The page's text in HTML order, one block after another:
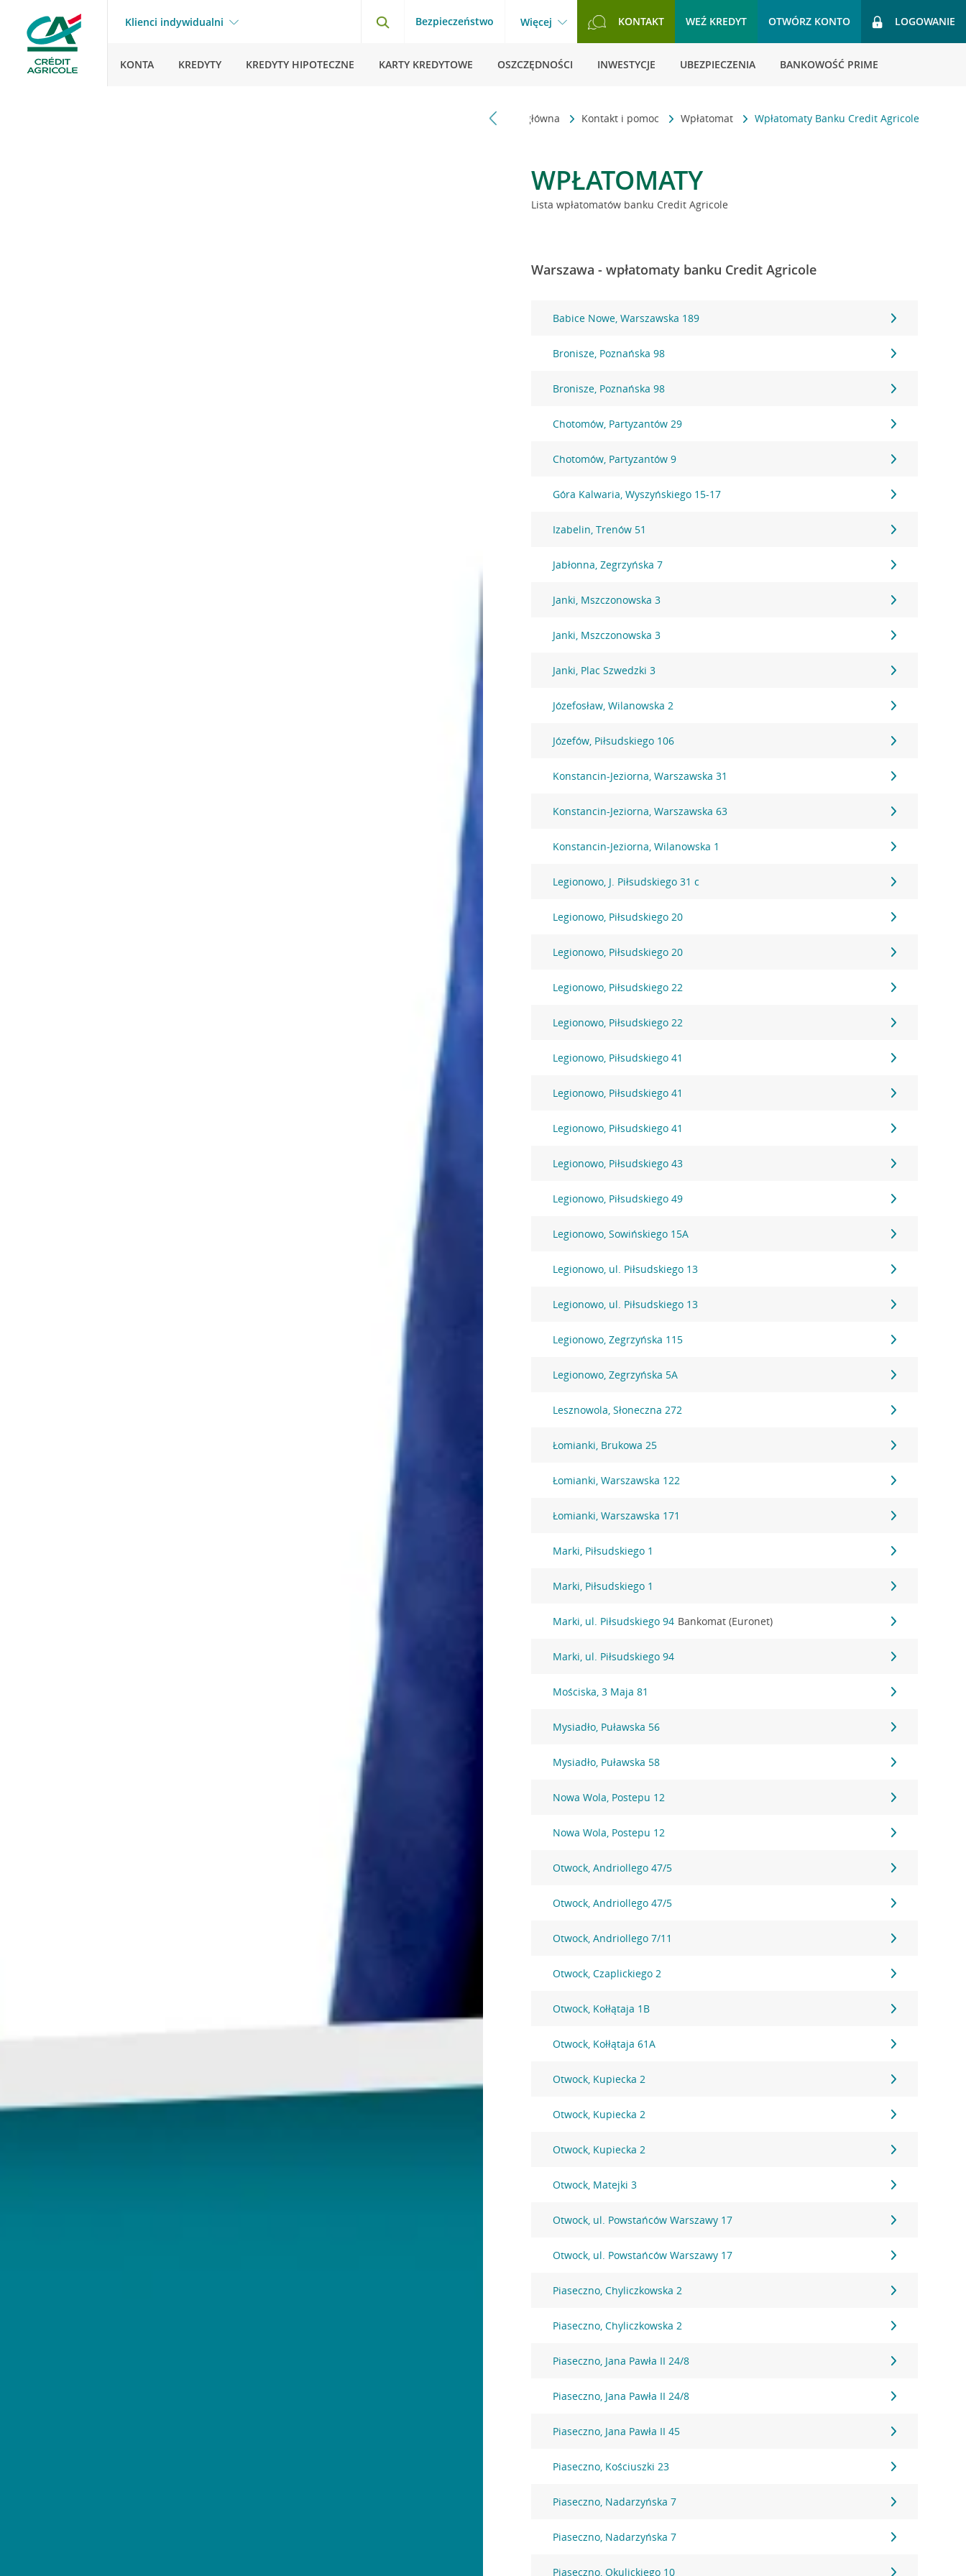
Klienci indywidualni Bezpieczeństwo Więcej KONTAKT WEŹ KREDYT OTWÓRZ KONTO LOGOWANIE
KONTA KREDYTY KREDYTY HIPOTECZNE KARTY KREDYTOWE OSZCZĘDNOŚCI INWESTYCJE UBEZPIECZENIA BANKOWOŚĆ PRIME
Strona główna Kontakt i pomoc Wpłatomat Wpłatomaty Banku Credit Agricole
WPŁATOMATY
Lista wpłatomatów banku Credit Agricole
Warszawa - wpłatomaty banku Credit Agricole
Babice Nowe, Warszawska 189
Bronisze, Poznańska 98
Bronisze, Poznańska 98
Chotomów, Partyzantów 29
Chotomów, Partyzantów 9
Góra Kalwaria, Wyszyńskiego 15-17
Izabelin, Trenów 51
Jabłonna, Zegrzyńska 7
Janki, Mszczonowska 3
Janki, Mszczonowska 3
Janki, Plac Szwedzki 3
Józefosław, Wilanowska 2
Józefów, Piłsudskiego 106
Konstancin-Jeziorna, Warszawska 31
Konstancin-Jeziorna, Warszawska 63
Konstancin-Jeziorna, Wilanowska 1
Legionowo, J. Piłsudskiego 31 c
Legionowo, Piłsudskiego 20
Legionowo, Piłsudskiego 20
Legionowo, Piłsudskiego 22
Legionowo, Piłsudskiego 22
Legionowo, Piłsudskiego 41
Legionowo, Piłsudskiego 41
Legionowo, Piłsudskiego 41
Legionowo, Piłsudskiego 43
Legionowo, Piłsudskiego 49
Legionowo, Sowińskiego 15A
Legionowo, ul. Piłsudskiego 13
Legionowo, ul. Piłsudskiego 13
Legionowo, Zegrzyńska 115
Legionowo, Zegrzyńska 5A
Lesznowola, Słoneczna 272
Łomianki, Brukowa 25
Łomianki, Warszawska 122
Łomianki, Warszawska 171
Marki, Piłsudskiego 1
Marki, Piłsudskiego 1
Marki, ul. Piłsudskiego 94 Bankomat (Euronet)
Marki, ul. Piłsudskiego 94
Mościska, 3 Maja 81
Mysiadło, Puławska 56
Mysiadło, Puławska 58
Nowa Wola, Postepu 12
Nowa Wola, Postepu 12
Otwock, Andriollego 47/5
Otwock, Andriollego 47/5
Otwock, Andriollego 7/11
Otwock, Czaplickiego 2
Otwock, Kołłątaja 1B
Otwock, Kołłątaja 61A
Otwock, Kupiecka 2
Otwock, Kupiecka 2
Otwock, Kupiecka 2
Otwock, Matejki 3
Otwock, ul. Powstańców Warszawy 17
Otwock, ul. Powstańców Warszawy 17
Piaseczno, Chyliczkowska 2
Piaseczno, Chyliczkowska 2
Piaseczno, Jana Pawła II 24/8
Piaseczno, Jana Pawła II 24/8
Piaseczno, Jana Pawła II 45
Piaseczno, Kościuszki 23
Piaseczno, Nadarzyńska 7
Piaseczno, Nadarzyńska 7
Piaseczno, Okulickiego 10